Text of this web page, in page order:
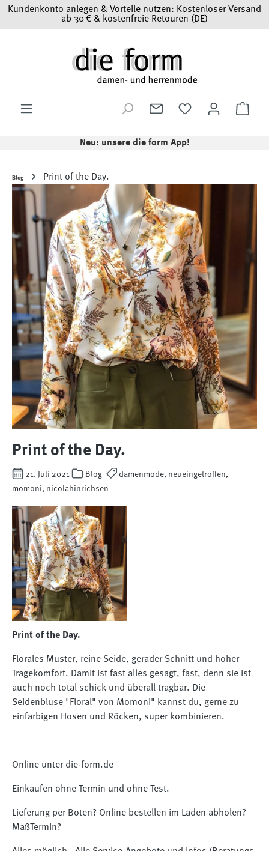
Zum Hauptinhalt springen
Kundenkonto anlegen & Vorteile nutzen: Kostenloser Versand
ab 30 € & kostenfreie Retouren (DE)
Neu: unsere die form App!
Blog Print of the Day.
Print of the Day.
21. Juli 2021 Blog
damenmode, neueingetroffen,
momoni, nicolahinrichsen
Print of the Day.
Florales Muster, reine Seide, gerader Schnitt und hoher
Tragekomfort. Damit ist fast alles gesagt, fast, denn sie ist
auch noch total schick und überall tragbar. Die
Seidenbluse "Floral" von Momoni" kannst du, gerne zu
einfarbigen Hosen und Röcken, super kombinieren.
Online unter die-form.de
Einkaufen ohne Termin und ohne Test.
Lieferung per Boten? Online bestellen im Laden abholen?
MaßTermin?